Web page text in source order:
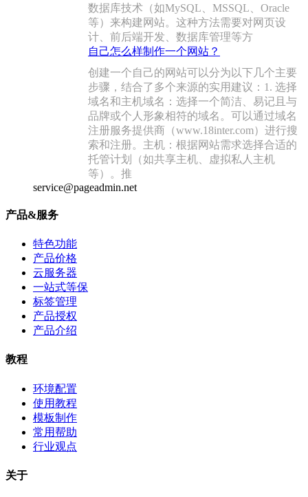
数据库技术（如MySQL、MSSQL、Oracle
等）来构建网站。这种方法需要对网页设
计、前后端开发、数据库管理等方
自己怎么样制作一个网站？
创建一个自己的网站可以分为以下几个主要
步骤，结合了多个来源的实用建议：1. 选择
域名和主机‌域名‌：选择一个简洁、易记且与
品牌或个人形象相符的域名。可以通过域名
注册服务提供商（www.18inter.com）进行搜
索和注册。‌‌主机‌：根据网站需求选择合适的
托管计划（如共享主机、虚拟私人主机
等）。推
service@pageadmin.net
产品&服务
特色功能
产品价格
云服务器
一站式等保
标签管理
产品授权
产品介绍
教程
环境配置
使用教程
模板制作
常用帮助
行业观点
关于